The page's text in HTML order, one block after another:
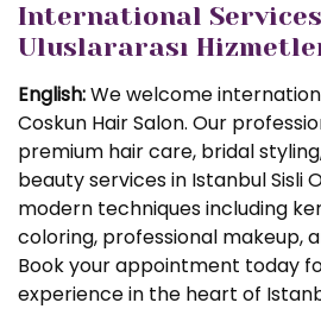
International
Uluslararası
English:We welcome
Coskun Hair Salon. Our
premium hair care, bridal
beauty services in Istanbul Sisli
modern techniques including
coloring, professional makeup,
Book your appointment today
experience in the heart of